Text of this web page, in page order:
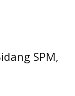
SPM,